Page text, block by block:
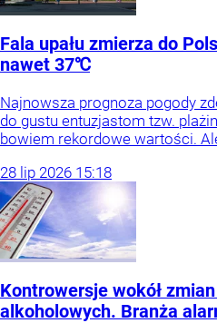
Fala upału zmierza do
nawet 37℃
Najnowsza prognoza pogody
do gustu entuzjastom tzw.
bowiem rekordowe wartości.
28 lip 2026 15:18
Kontrowersje wokół
alkoholowych. Branża